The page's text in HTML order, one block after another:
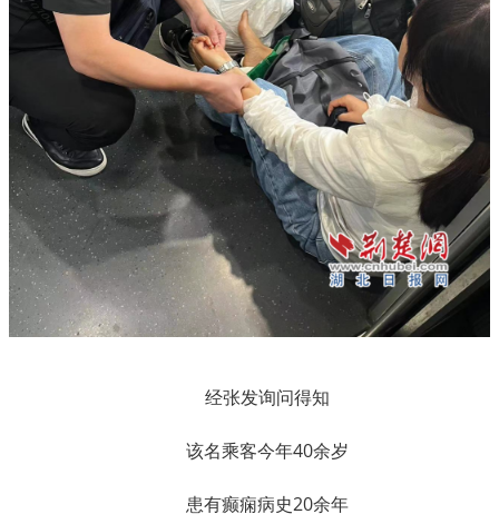
经张发询问得知
该名乘客今年40余岁
患有癫痫病史20余年